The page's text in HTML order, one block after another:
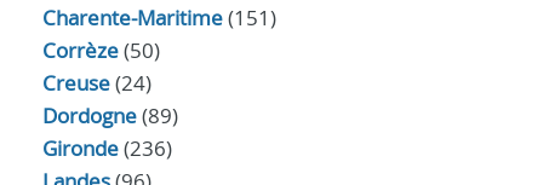
Charente-Maritime(151)
Corrèze(50)
Creuse(24)
Dordogne(89)
Gironde(236)